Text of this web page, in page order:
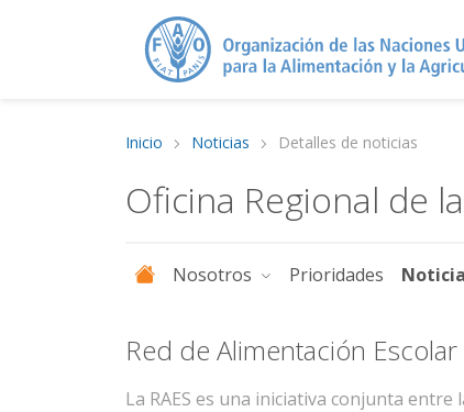
Inicio Noticias Detalles de noticias
Oficina Regional de
Nosotros Prioridades
Red de Alimentación
La RAES es una iniciativa conjunta